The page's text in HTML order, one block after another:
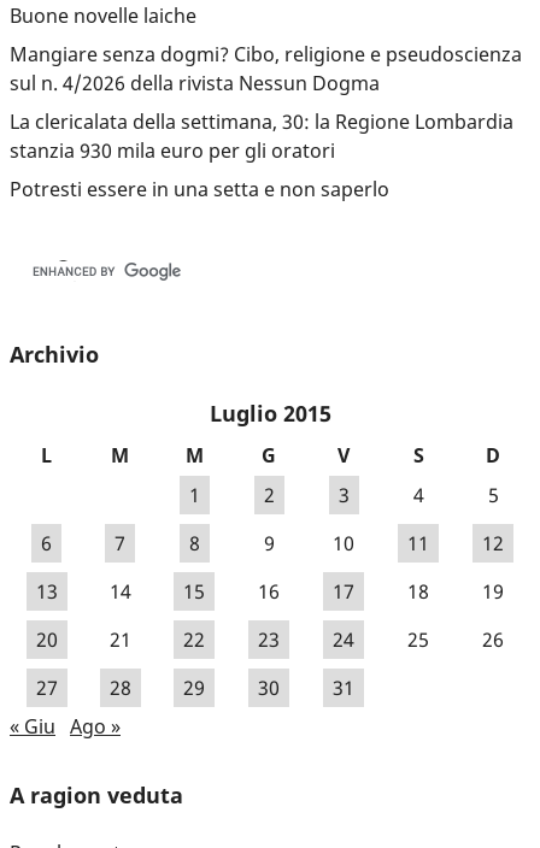
Buone novelle laiche
Mangiare senza dogmi? Cibo, religione e pseudoscienza
sul n. 4/2026 della rivista Nessun Dogma
La clericalata della settimana, 30: la Regione Lombardia
stanzia 930 mila euro per gli oratori
Potresti essere in una setta e non saperlo
Archivio
Luglio 2015
L M M G V S
D
1
2 3 4
5
6
7 8 9 10 11
12
13
14 15 16 17 18
19
20
21 22 23 24 25
26
27
28 29 30
31
« Giu Ago »
A ragion veduta